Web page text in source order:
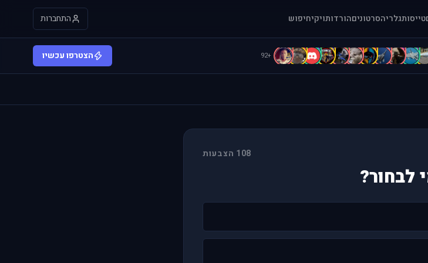
טייסותגלריהסרטוניםהורדותויקיחיפוש התחברות
a
A
A
A
A
A
b
b
B
B
+92 הצטרפו עכשיו
108 הצבעות
לבחור?